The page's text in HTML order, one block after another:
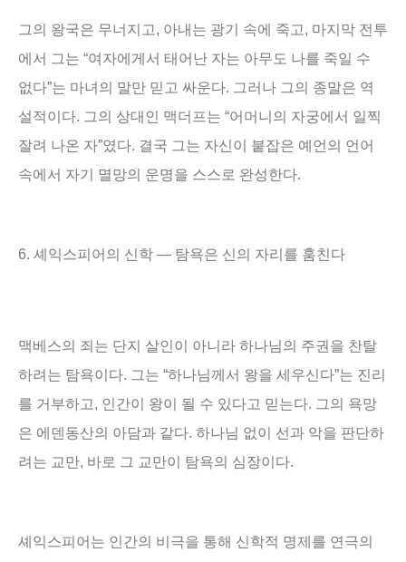
그의 왕국은 무너지고, 아내는 광기 속에 죽고, 마지막 전투
에서 그는 “여자에게서 태어난 자는 아무도 나를 죽일 수
없다”는 마녀의 말만 믿고 싸운다. 그러나 그의 종말은 역
설적이다. 그의 상대인 맥더프는 “어머니의 자궁에서 일찍
잘려 나온 자”였다. 결국 그는 자신이 붙잡은 예언의 언어
속에서 자기 멸망의 운명을 스스로 완성한다.
6. 셰익스피어의 신학 ― 탐욕은 신의 자리를 훔친다
맥베스의 죄는 단지 살인이 아니라 하나님의 주권을 찬탈
하려는 탐욕이다. 그는 “하나님께서 왕을 세우신다”는 진리
를 거부하고, 인간이 왕이 될 수 있다고 믿는다. 그의 욕망
은 에덴동산의 아담과 같다. 하나님 없이 선과 악을 판단하
려는 교만, 바로 그 교만이 탐욕의 심장이다.
셰익스피어는 인간의 비극을 통해 신학적 명제를 연극의